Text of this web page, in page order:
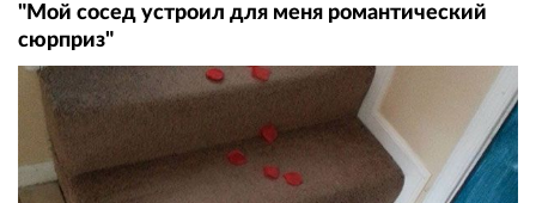
"Мой сосед устроил для меня романтический
сюрприз"